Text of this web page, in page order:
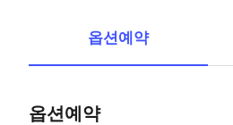
옵션예약
옵션예약